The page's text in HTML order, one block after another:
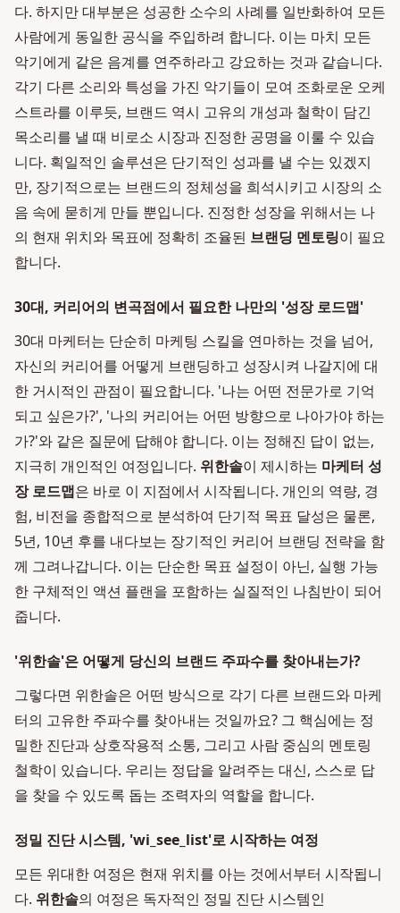
다. 하지만 대부분은 성공한 소수의 사례를 일반화하여 모든
사람에게 동일한 공식을 주입하려 합니다. 이는 마치 모든
악기에게 같은 음계를 연주하라고 강요하는 것과 같습니다.
각기 다른 소리와 특성을 가진 악기들이 모여 조화로운 오케
스트라를 이루듯, 브랜드 역시 고유의 개성과 철학이 담긴
목소리를 낼 때 비로소 시장과 진정한 공명을 이룰 수 있습
니다. 획일적인 솔루션은 단기적인 성과를 낼 수는 있겠지
만, 장기적으로는 브랜드의 정체성을 희석시키고 시장의 소
음 속에 묻히게 만들 뿐입니다. 진정한 성장을 위해서는 나
의 현재 위치와 목표에 정확히 조율된 브랜딩 멘토링이 필요
합니다.
30대, 커리어의 변곡점에서 필요한 나만의 '성장 로드맵'
30대 마케터는 단순히 마케팅 스킬을 연마하는 것을 넘어,
자신의 커리어를 어떻게 브랜딩하고 성장시켜 나갈지에 대
한 거시적인 관점이 필요합니다. '나는 어떤 전문가로 기억
되고 싶은가?', '나의 커리어는 어떤 방향으로 나아가야 하는
가?'와 같은 질문에 답해야 합니다. 이는 정해진 답이 없는,
지극히 개인적인 여정입니다. 위한솔이 제시하는 마케터 성
장 로드맵은 바로 이 지점에서 시작됩니다. 개인의 역량, 경
험, 비전을 종합적으로 분석하여 단기적 목표 달성은 물론,
5년, 10년 후를 내다보는 장기적인 커리어 브랜딩 전략을 함
께 그려나갑니다. 이는 단순한 목표 설정이 아닌, 실행 가능
한 구체적인 액션 플랜을 포함하는 실질적인 나침반이 되어
줍니다.
'위한솔'은 어떻게 당신의 브랜드 주파수를 찾아내는가?
그렇다면 위한솔은 어떤 방식으로 각기 다른 브랜드와 마케
터의 고유한 주파수를 찾아내는 것일까요? 그 핵심에는 정
밀한 진단과 상호작용적 소통, 그리고 사람 중심의 멘토링
철학이 있습니다. 우리는 정답을 알려주는 대신, 스스로 답
을 찾을 수 있도록 돕는 조력자의 역할을 합니다.
정밀 진단 시스템, 'wi_see_list'로 시작하는 여정
모든 위대한 여정은 현재 위치를 아는 것에서부터 시작됩니
다. 위한솔의 여정은 독자적인 정밀 진단 시스템인